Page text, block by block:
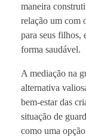
maneira
relação um com
para seus filhos,
forma saudável.
A mediação na
alternativa
bem-estar das
situação de
como uma